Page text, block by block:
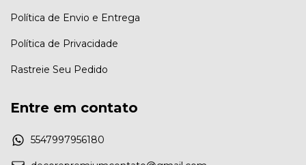
Política de Envio e Entrega
Política de Privacidade
Rastreie Seu Pedido
Entre em contato
5547997956180